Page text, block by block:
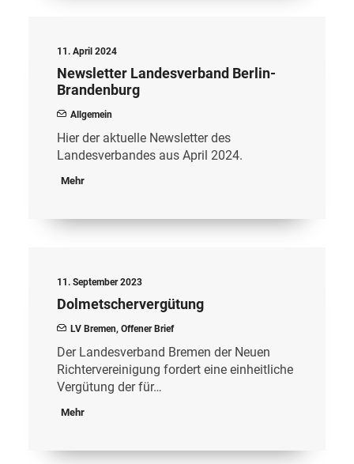
11. April 2024
Newsletter Landesverband Berlin-
Brandenburg
Allgemein
Hier der aktuelle Newsletter des
Landesverbandes aus April 2024.
Mehr
11. September 2023
Dolmetschervergütung
LV Bremen, Offener Brief
Der Landesverband Bremen der Neuen
Richtervereinigung fordert eine einheitliche
Vergütung der für…
Mehr